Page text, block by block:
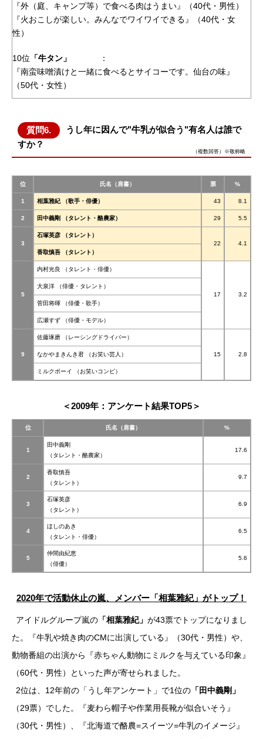
『外（庭、キャンプ等）で食べる肉はうまい』（40代・男性）
『火おこしが楽しい。みんなでワイワイできる』（40代・女
性）
10位 「牛タン」
：
『南蛮味噌漬けと一緒に食べるとサイコーです。仙台の味』
（50代・女性）
質問6.
うし年に因んで"牛乳が似合う"有名人は誰で
すか？
（複数回答）※敬称略
位 氏名（肩書） 票 %
1 相葉雅紀 （歌手・俳優） 43 8.1
2 田中義剛 （タレント・酪農家） 29 5.5
3
石塚英彦
（タレント）
22
4.1
香取慎吾
（タレント）
5
内村光良 （タレント・俳優）
17 3.2
大泉洋 （俳優・タレント）
菅田将暉 （俳優・歌手）
広瀬すず （俳優・モデル）
9
佐藤琢磨 （レーシングドライバー）
15 2.8
なかやまきんき君 （お笑い芸人）
ミルクボーイ （お笑いコンビ）
＜2009年：アンケート結果TOP5＞
位 氏名（肩書） %
1
田中義剛
（タレント・酪農家）
17.6
2
香取慎吾
（タレント）
9.7
3
石塚英彦
（タレント）
6.9
4
ほしのあき
（タレント・俳優）
6.5
5
仲間由紀恵
（俳優）
5.6
2020年で活動休止の嵐、メンバー「相葉雅紀」がトップ！
アイドルグループ嵐の 「相葉雅紀」 が43票でトップになりまし
た。『牛乳や焼き肉のCMに出演している』（30代・男性）や、
動物番組の出演から『赤ちゃん動物にミルクを与えている印象』
（60代・男性）といった声が寄せられました。
2位は、12年前の「うし年アンケート」で1位の 「田中義剛」
（29票）でした。『麦わら帽子や作業用長靴が似合いそう』
（30代・男性）、『北海道で酪農=スイーツ=牛乳のイメージ』